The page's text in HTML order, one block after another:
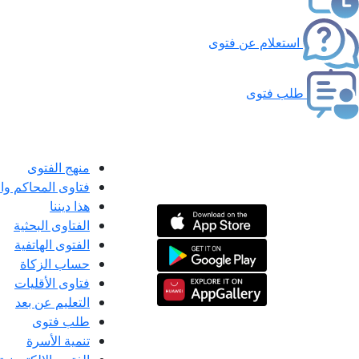
استعلام عن فتوى
طلب فتوى
منهج الفتوى
فتاوى المحاكم
هذا ديننا
الفتاوى البحثية
الفتوى الهاتفية
حساب الزكاة
فتاوى الأقليات
التعليم عن بعد
طلب فتوى
تنمية الأسرة